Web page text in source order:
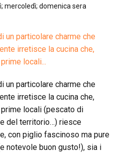
mercoledì; domenica sera
un particolare charme che
irretisce la cucina che,
locali...
un particolare charme che
irretisce la cucina che,
locali (pescato di
del territorio…) riesce
con piglio fascinoso ma pure
notevole buon gusto!), sia i